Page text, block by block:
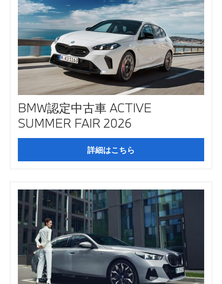
BMW認定中古車 ACTIVE
SUMMER FAIR 2026
詳細はこちら